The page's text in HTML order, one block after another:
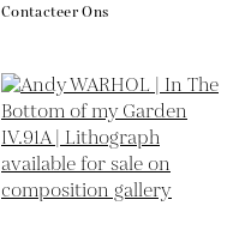
Contacteer Ons